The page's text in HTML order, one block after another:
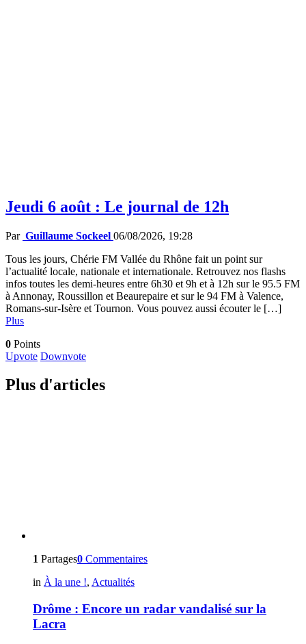
Jeudi 6 août : Le journal de 12h
Par Guillaume Sockeel 06/08/2026, 19:28
Tous les jours, Chérie FM Vallée du Rhône fait un point sur
l’actualité locale, nationale et internationale. Retrouvez nos flashs
infos toutes les demi-heures entre 6h30 et 9h et à 12h sur le 95.5 FM
à Annonay, Roussillon et Beaurepaire et sur le 94 FM à Valence,
Romans-sur-Isère et Tournon. Vous pouvez aussi écouter le […]
Plus
0 Points
Upvote Downvote
Plus d'articles
1 Partages0 Commentaires
in À la une !, Actualités
Drôme : Encore un radar vandalisé sur la
Lacra